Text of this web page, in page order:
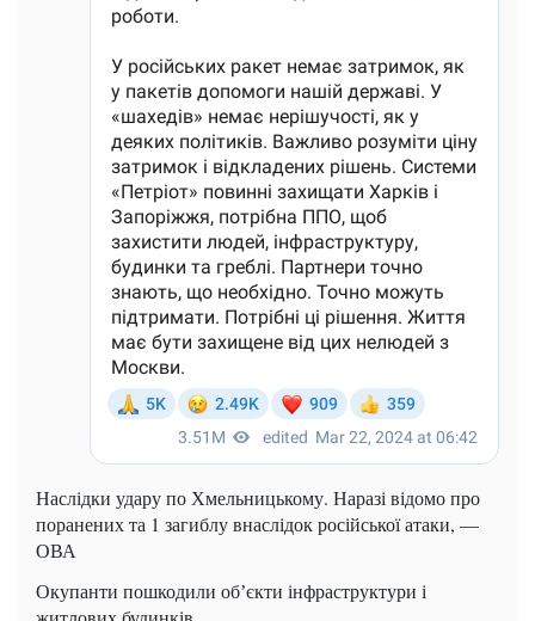
Наслідки удару по Хмельницькому. Наразі відомо про
поранених та 1 загиблу внаслідок російської атаки, —
ОВА
Окупанти пошкодили обʼєкти інфраструктури і